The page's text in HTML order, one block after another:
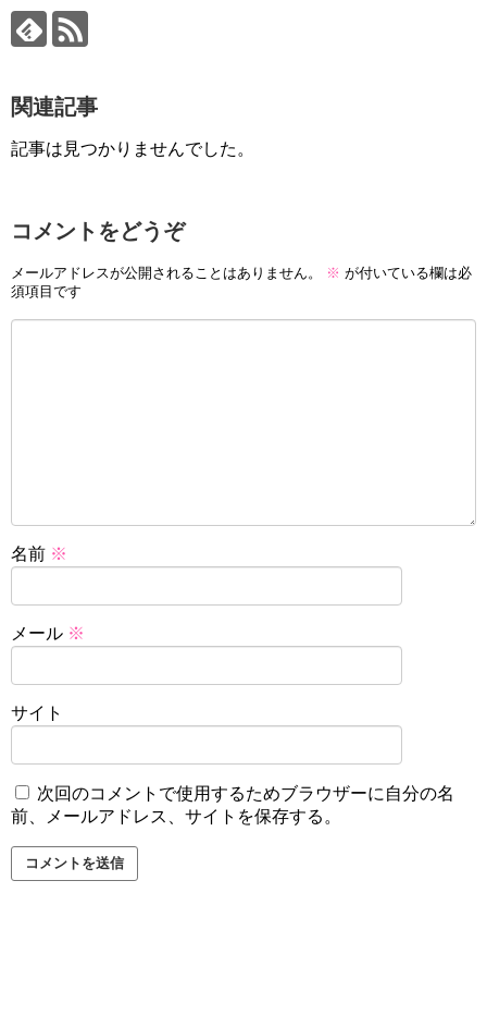
関連記事
記事は見つかりませんでした。
コメントをどうぞ
メールアドレスが公開されることはありません。 ※ が付いている欄は必
須項目です
名前 ※
メール ※
サイト
次回のコメントで使用するためブラウザーに自分の名
前、メールアドレス、サイトを保存する。